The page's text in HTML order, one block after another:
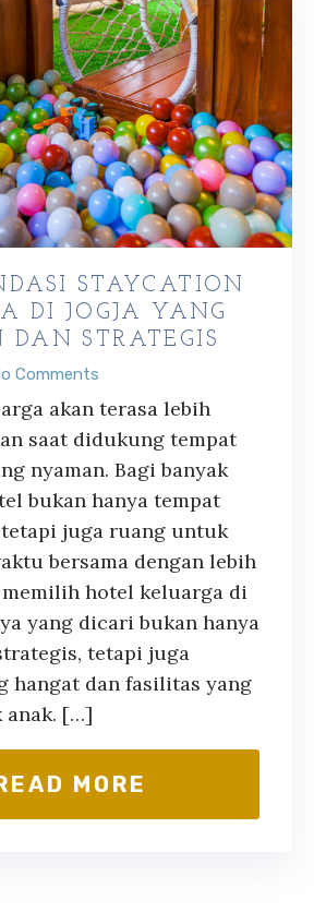
STAYCATION
DI JOGJA YANG
STRATEGIS
Comments
akan terasa lebih
saat didukung tempat
nyaman. Bagi banyak
bukan hanya tempat
juga ruang untuk
bersama dengan lebih
memilih hotel keluarga di
yang dicari bukan hanya
tetapi juga
hangat dan fasilitas yang
anak. […]
MORE